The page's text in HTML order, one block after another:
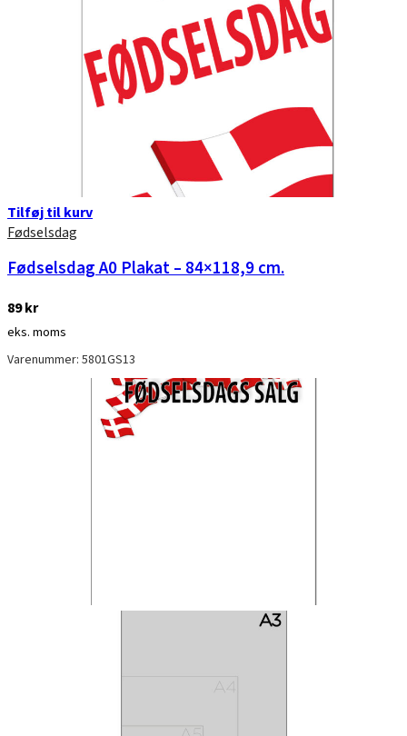
Tilføj til kurv
Fødselsdag
Fødselsdag A0 Plakat – 84×118,9 cm.
89kr
eks. moms
Varenummer: 5801GS13